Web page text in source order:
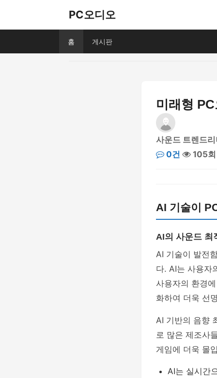
PC오디오
홈 게시판
미래형
사운드 트렌드
0건
105회
AI 기술이
AI의 사운드 최
AI 기술이 발전
다. AI는 사용자
사용자의 환경
화하여 더욱 선
AI 기반의 음향
로 많은 제조사
게임에 더욱 몰
AI는 실시간